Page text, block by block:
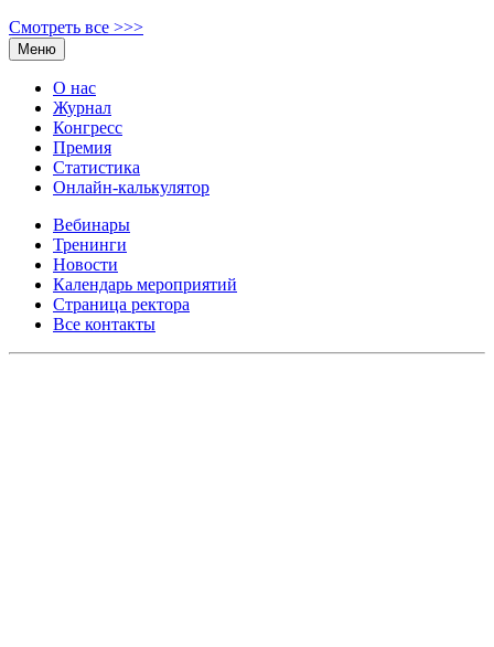
Смотреть все >>>
Меню
О нас
Журнал
Конгресс
Премия
Статистика
Онлайн-калькулятор
Вебинары
Тренинги
Новости
Календарь мероприятий
Страница ректора
Все контакты